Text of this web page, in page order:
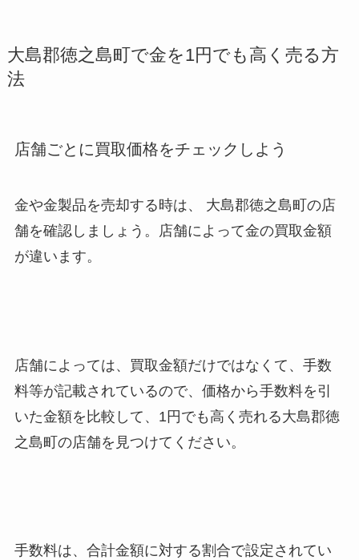
大島郡徳之島町で金を1円でも高く売る方
法
店舗ごとに買取価格をチェックしよう
金や金製品を売却する時は、 大島郡徳之島町の店
舗を確認しましょう。店舗によって金の買取金額
が違います。
店舗によっては、買取金額だけではなくて、手数
料等が記載されているので、価格から手数料を引
いた金額を比較して、1円でも高く売れる大島郡徳
之島町の店舗を見つけてください。
手数料は、合計金額に対する割合で設定されてい